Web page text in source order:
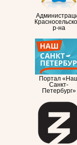
р-на
Портал
Санкт-
Петербург»